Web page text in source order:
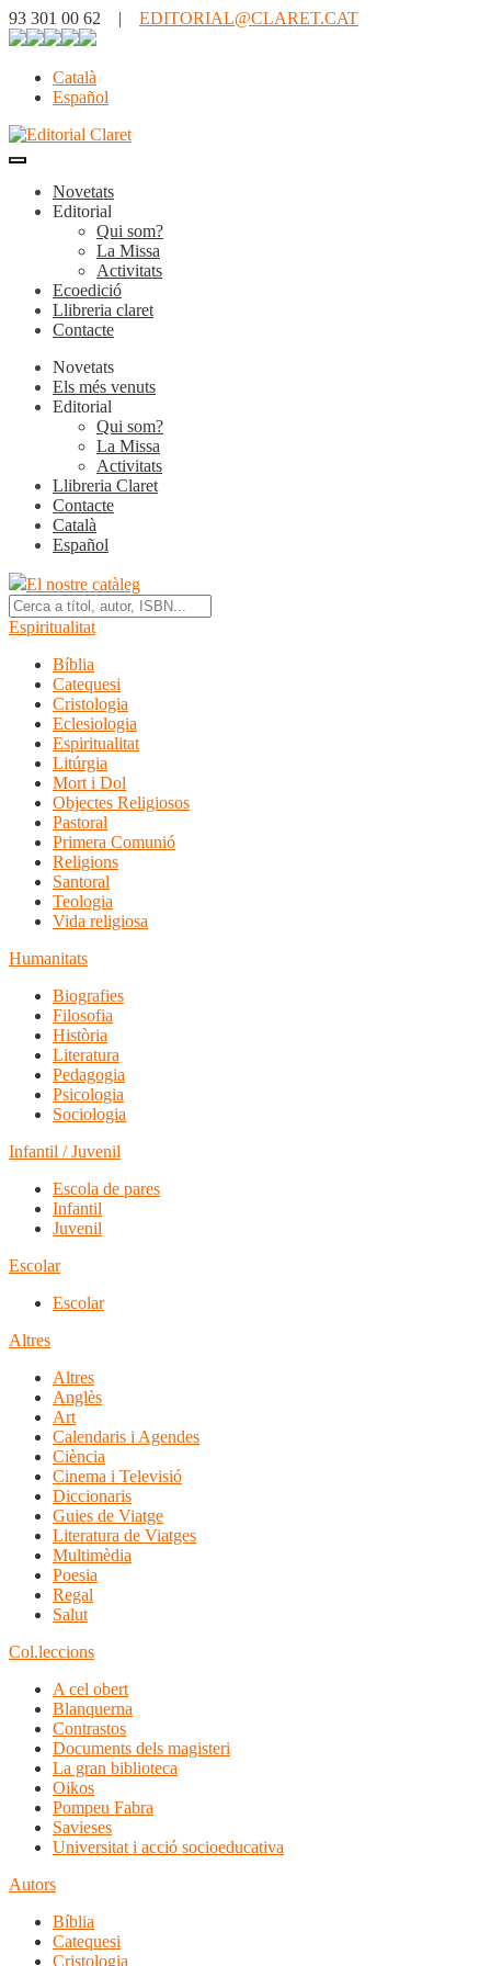
93 301 00 62 | EDITORIAL@CLARET.CAT
Català
Español
Novetats
Editorial
Qui som?
La Missa
Activitats
Ecoedició
Llibreria claret
Contacte
Novetats
Els més venuts
Editorial
Qui som?
La Missa
Activitats
Llibreria Claret
Contacte
Català
Español
El nostre catàleg
Espiritualitat
Bíblia
Catequesi
Cristologia
Eclesiologia
Espiritualitat
Litúrgia
Mort i Dol
Objectes Religiosos
Pastoral
Primera Comunió
Religions
Santoral
Teologia
Vida religiosa
Humanitats
Biografies
Filosofia
Història
Literatura
Pedagogia
Psicologia
Sociologia
Infantil / Juvenil
Escola de pares
Infantil
Juvenil
Escolar
Escolar
Altres
Altres
Anglès
Art
Calendaris i Agendes
Ciència
Cinema i Televisió
Diccionaris
Guies de Viatge
Literatura de Viatges
Multimèdia
Poesia
Regal
Salut
Col.leccions
A cel obert
Blanquerna
Contrastos
Documents dels magisteri
La gran biblioteca
Oikos
Pompeu Fabra
Savieses
Universitat i acció socioeducativa
Autors
Bíblia
Catequesi
Cristologia